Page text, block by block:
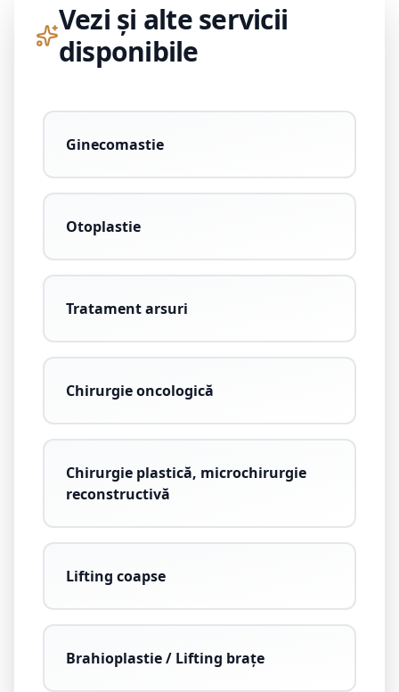
Vezi și alte servicii
disponibile
Ginecomastie
Otoplastie
Tratament arsuri
Chirurgie oncologică
Chirurgie plastică, microchirurgie
reconstructivă
Lifting coapse
Brahioplastie / Lifting brațe